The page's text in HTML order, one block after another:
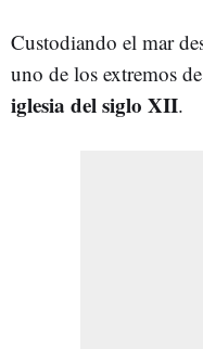
Custodiando el mar
uno de los extremos
iglesia del siglo XII.